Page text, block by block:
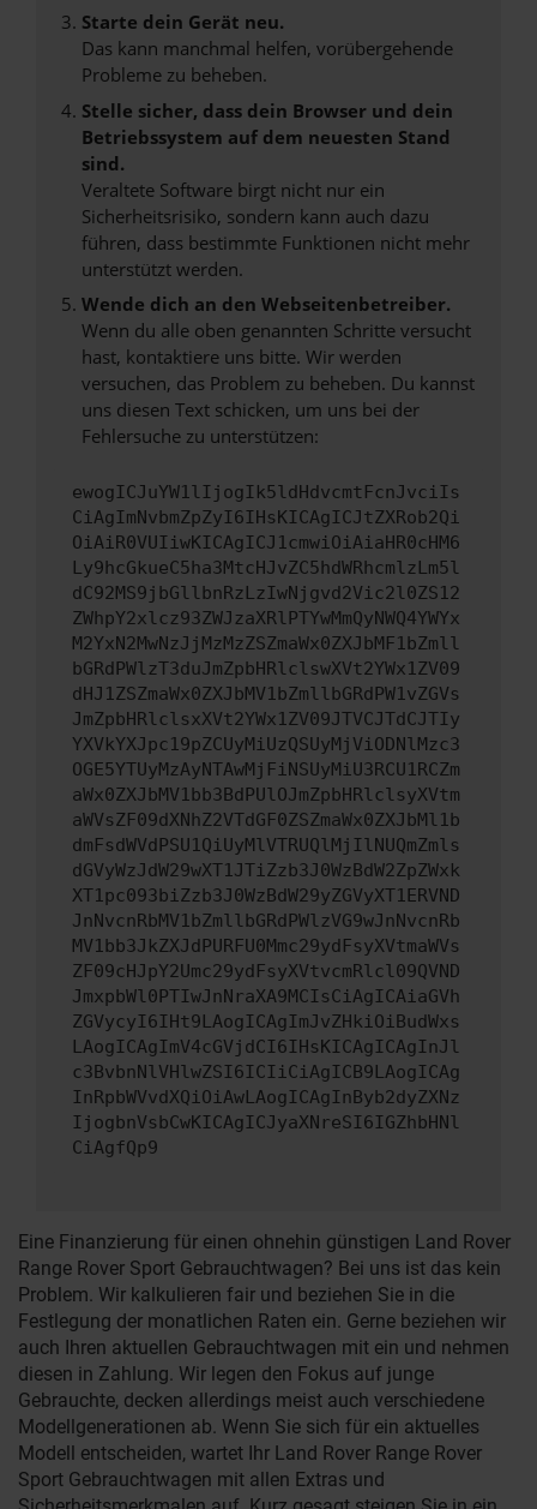
Starte dein Gerät neu.
Das kann manchmal helfen, vorübergehende
Probleme zu beheben.
Stelle sicher, dass dein Browser und dein
Betriebssystem auf dem neuesten Stand
sind.
Veraltete Software birgt nicht nur ein
Sicherheitsrisiko, sondern kann auch dazu
führen, dass bestimmte Funktionen nicht mehr
unterstützt werden.
Wende dich an den Webseitenbetreiber.
Wenn du alle oben genannten Schritte versucht
hast, kontaktiere uns bitte. Wir werden
versuchen, das Problem zu beheben. Du kannst
uns diesen Text schicken, um uns bei der
Fehlersuche zu unterstützen:
ewogICJuYW1lIjogIk5ldHdvcmtFcnJvciIs
CiAgImNvbmZpZyI6IHsKICAgICJtZXRob2Qi
OiAiR0VUIiwKICAgICJ1cmwiOiAiaHR0cHM6
Ly9hcGkueC5ha3MtcHJvZC5hdWRhcmlzLm5l
dC92MS9jbGllbnRzLzIwNjgvd2Vic2l0ZS12
ZWhpY2xlcz93ZWJzaXRlPTYwMmQyNWQ4YWYx
M2YxN2MwNzJjMzMzZSZmaWx0ZXJbMF1bZmll
bGRdPWlzT3duJmZpbHRlclswXVt2YWx1ZV09
dHJ1ZSZmaWx0ZXJbMV1bZmllbGRdPW1vZGVs
JmZpbHRlclsxXVt2YWx1ZV09JTVCJTdCJTIy
YXVkYXJpc19pZCUyMiUzQSUyMjViODNlMzc3
OGE5YTUyMzAyNTAwMjFiNSUyMiU3RCU1RCZm
aWx0ZXJbMV1bb3BdPUlOJmZpbHRlclsyXVtm
aWVsZF09dXNhZ2VTdGF0ZSZmaWx0ZXJbMl1b
dmFsdWVdPSU1QiUyMlVTRUQlMjIlNUQmZmls
dGVyWzJdW29wXT1JTiZzb3J0WzBdW2ZpZWxk
XT1pc093biZzb3J0WzBdW29yZGVyXT1ERVND
JnNvcnRbMV1bZmllbGRdPWlzVG9wJnNvcnRb
MV1bb3JkZXJdPURFU0Mmc29ydFsyXVtmaWVs
ZF09cHJpY2Umc29ydFsyXVtvcmRlcl09QVND
JmxpbWl0PTIwJnNraXA9MCIsCiAgICAiaGVh
ZGVycyI6IHt9LAogICAgImJvZHkiOiBudWxs
LAogICAgImV4cGVjdCI6IHsKICAgICAgInJl
c3BvbnNlVHlwZSI6ICIiCiAgICB9LAogICAg
InRpbWVvdXQiOiAwLAogICAgInByb2dyZXNz
IjogbnVsbCwKICAgICJyaXNreSI6IGZhbHNl
CiAgfQp9
Eine Finanzierung für einen ohnehin günstigen Land Rover
Range Rover Sport Gebrauchtwagen? Bei uns ist das kein
Problem. Wir kalkulieren fair und beziehen Sie in die
Festlegung der monatlichen Raten ein. Gerne beziehen wir
auch Ihren aktuellen Gebrauchtwagen mit ein und nehmen
diesen in Zahlung. Wir legen den Fokus auf junge
Gebrauchte, decken allerdings meist auch verschiedene
Modellgenerationen ab. Wenn Sie sich für ein aktuelles
Modell entscheiden, wartet Ihr Land Rover Range Rover
Sport Gebrauchtwagen mit allen Extras und